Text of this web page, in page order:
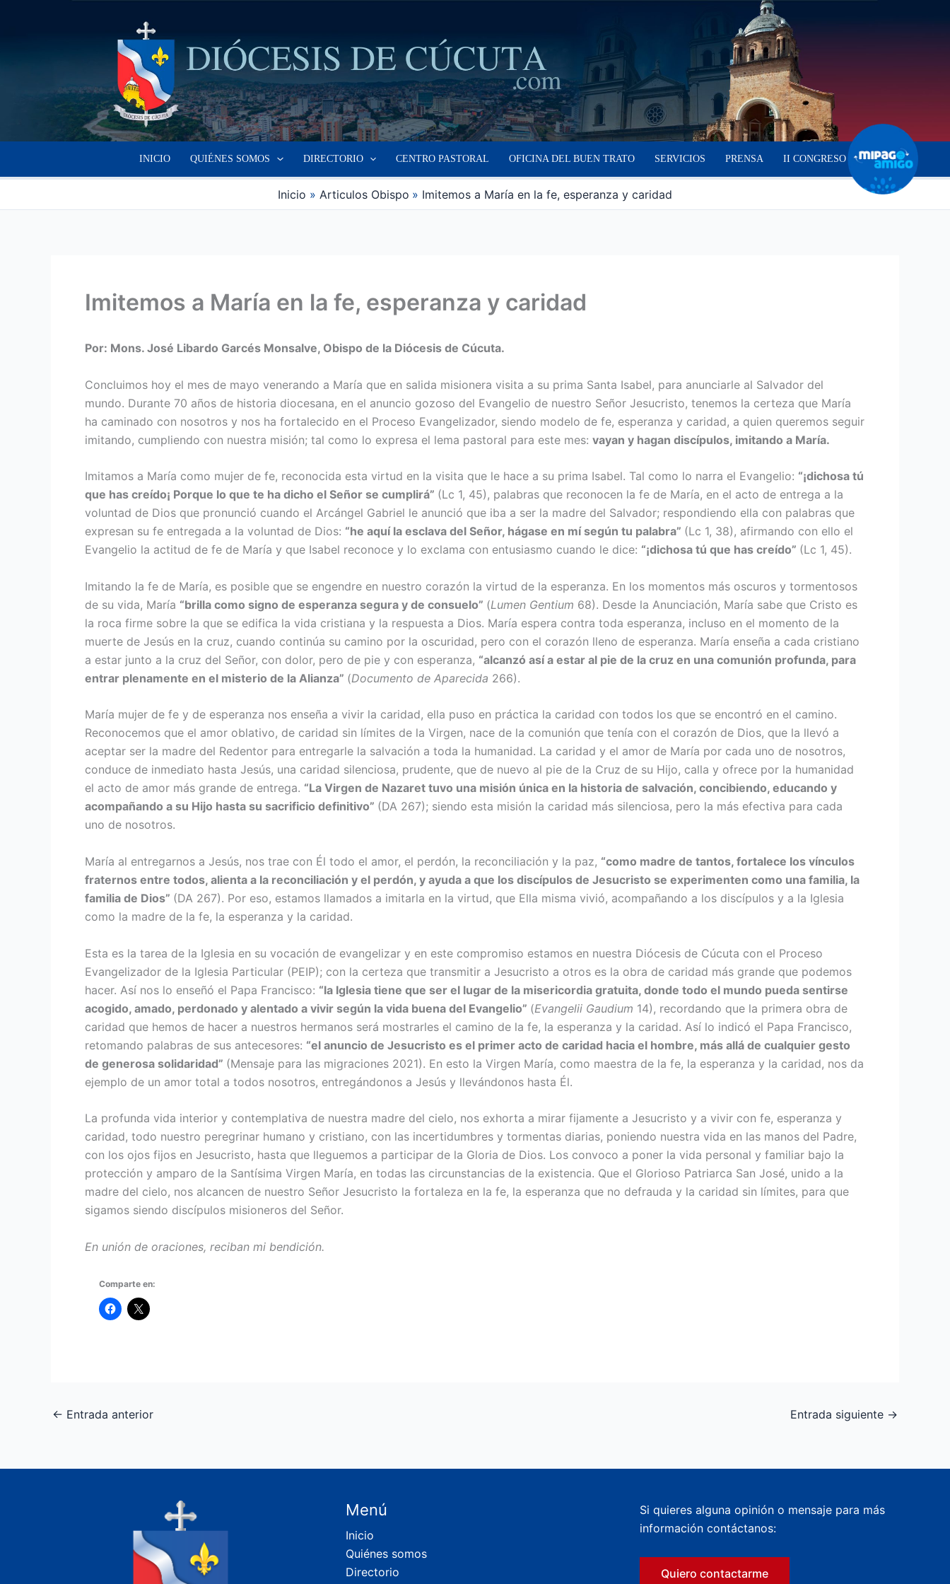
INICIO QUIÉNES SOMOS DIRECTORIO CENTRO PASTORAL OFICINA DEL BUEN TRATO SERVICIOS PRENSA II CONGRESO
Inicio Articulos Obispo Imitemos a María en la fe, esperanza y caridad
Imitemos a María en la fe, esperanza y caridad
Por: Mons. José Libardo Garcés Monsalve, Obispo de la Diócesis de Cúcuta.
Concluimos hoy el mes de mayo venerando a María que en salida misionera visita a su prima Santa Isabel, para anunciarle al Salvador del
mundo. Durante 70 años de historia diocesana, en el anuncio gozoso del Evangelio de nuestro Señor Jesucristo, tenemos la certeza que María
ha caminado con nosotros y nos ha fortalecido en el Proceso Evangelizador, siendo modelo de fe, esperanza y caridad, a quien queremos seguir
imitando, cumpliendo con nuestra misión; tal como lo expresa el lema pastoral para este mes: vayan y hagan dis­cípulos, imitando a María.
Imitamos a María como mujer de fe, reconocida esta virtud en la vi­sita que le hace a su prima Isabel. Tal como lo narra el Evangelio: “¡dichosa tú
que has creído¡ Por­que lo que te ha dicho el Señor se cumplirá” (Lc 1, 45), palabras que reconocen la fe de María, en el acto de entrega a la
voluntad de Dios que pronunció cuando el Arcángel Gabriel le anunció que iba a ser la madre del Salvador; respondiendo ella con palabras que
expresan su fe entregada a la voluntad de Dios: “he aquí la esclava del Señor, há­gase en mí según tu palabra” (Lc 1, 38), afirmando con ello el
Evan­gelio la actitud de fe de María y que Isabel reconoce y lo exclama con entusiasmo cuando le dice: “¡di­chosa tú que has creído” (Lc 1, 45).
Imitando la fe de María, es posible que se engendre en nuestro cora­zón la virtud de la esperanza. En los momentos más oscuros y tor­mentosos
de su vida, María “brilla como signo de esperanza segura y de consuelo” (Lumen Gentium 68). Desde la Anunciación, María sabe que Cristo es
la roca firme so­bre la que se edifica la vida cristiana y la respuesta a Dios. María espera contra toda esperanza, incluso en el momento de la
muerte de Jesús en la cruz, cuando continúa su ca­mino por la oscuridad, pero con el corazón lleno de esperanza. María enseña a cada cristiano
a estar junto a la cruz del Señor, con dolor, pero de pie y con esperanza, “alcanzó así a estar al pie de la cruz en una comunión profunda, para
entrar plenamen­te en el misterio de la Alianza” (Documento de Aparecida 266).
María mujer de fe y de esperanza nos enseña a vivir la caridad, ella puso en práctica la cari­dad con todos los que se encontró en el camino.
Reconocemos que el amor oblativo, de caridad sin lími­tes de la Virgen, nace de la comu­nión que tenía con el corazón de Dios, que la llevó a
aceptar ser la madre del Redentor para entregar­le la salvación a toda la humanidad. La caridad y el amor de María por cada uno de nosotros,
conduce de inmediato hasta Jesús, una caridad silenciosa, prudente, que de nuevo al pie de la Cruz de su Hijo, calla y ofrece por la humanidad
el acto de amor más grande de entrega. “La Virgen de Nazaret tuvo una misión única en la historia de sal­vación, concibiendo, educando y
acompañando a su Hijo hasta su sacrificio definitivo” (DA 267); siendo esta misión la caridad más silenciosa, pero la más efectiva para cada
uno de nosotros.
María al entregarnos a Jesús, nos trae con Él todo el amor, el perdón, la reconciliación y la paz, “como madre de tantos, fortalece los vín­culos
fraternos entre todos, alien­ta a la reconciliación y el perdón, y ayuda a que los discípulos de Jesucristo se experimenten como una familia, la
familia de Dios” (DA 267). Por eso, estamos llama­dos a imitarla en la vir­tud, que Ella misma vi­vió, acompañando a los discípulos y a la Iglesia
como la madre de la fe, la esperanza y la cari­dad.
Esta es la tarea de la Iglesia en su vocación de evangelizar y en este compromi­so estamos en nuestra Diócesis de Cúcuta con el Proceso
Evangeliza­dor de la Iglesia Particular (PEIP); con la certeza que transmitir a Je­sucristo a otros es la obra de cari­dad más grande que podemos
hacer. Así nos lo enseñó el Papa Fran­cisco: “la Iglesia tiene que ser el lugar de la misericordia gratuita, donde todo el mundo pueda sen­tirse
acogido, amado, perdonado y alentado a vivir según la vida buena del Evangelio” (Evangelii Gaudium 14), recordando que la primera obra de
caridad que hemos de hacer a nuestros hermanos será mostrarles el camino de la fe, la es­peranza y la caridad. Así lo indicó el Papa Francisco,
retomando palabras de sus antecesores: “el anuncio de Jesucristo es el primer acto de ca­ridad hacia el hombre, más allá de cualquier gesto
de generosa solidaridad” (Mensaje para las mi­graciones 2021). En esto la Virgen María, como maestra de la fe, la es­peranza y la caridad, nos da
ejemplo de un amor total a todos nosotros, entregándonos a Jesús y llevándo­nos hasta Él.
La profunda vida interior y con­templativa de nuestra madre del cielo, nos exhorta a mirar fijamente a Jesucristo y a vivir con fe, espe­ranza y
caridad, todo nuestro pere­grinar humano y cristiano, con las incertidumbres y tormentas diarias, poniendo nuestra vida en las ma­nos del Padre,
con los ojos fijos en Jesucristo, hasta que lleguemos a participar de la Gloria de Dios. Los convoco a poner la vida personal y familiar bajo la
protección y ampa­ro de la Santísima Virgen María, en todas las circunstancias de la exis­tencia. Que el Glorioso Patriarca San José, unido a la
madre del cielo, nos alcancen de nuestro Señor Jesu­cristo la fortaleza en la fe, la espe­ranza que no defrauda y la caridad sin límites, para que
sigamos siendo discípulos misioneros del Señor.
En unión de oraciones, reciban mi bendición.
Comparte en:
← Entrada anterior Entrada siguiente →
Menú
Inicio
Quiénes somos
Directorio
Si quieres alguna opinión o mensaje para más
información contáctanos:
Quiero contactarme